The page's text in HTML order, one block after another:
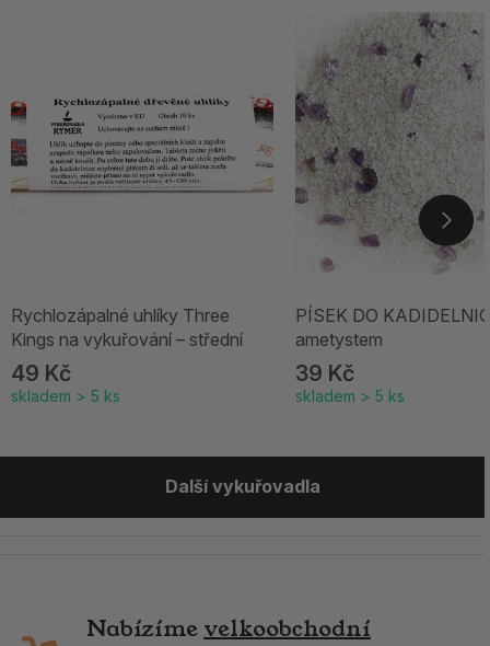
Rychlozápalné uhlíky Three
Kings na vykuřování – střední
49 Kč
skladem > 5 ks
PÍSEK DO
ametystem
39 Kč
skladem > 5 ks
Další vykuřovadla
Nabízíme velkoobchodní